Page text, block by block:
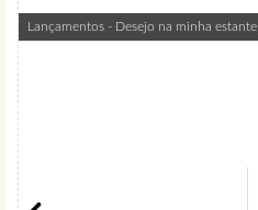
Lançamentos - Desejo na minha estante